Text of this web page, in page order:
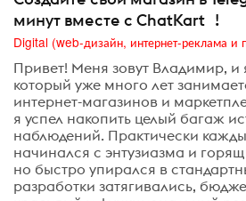
минут вместе с ChatKart !
Привет! Меня зовут Владимир, и
который уже много лет
интернет-магазинов и
я успел накопить целый багаж
наблюдений. Практически
начинался с энтузиазма и
но быстро упирался в
разработки затягивались,